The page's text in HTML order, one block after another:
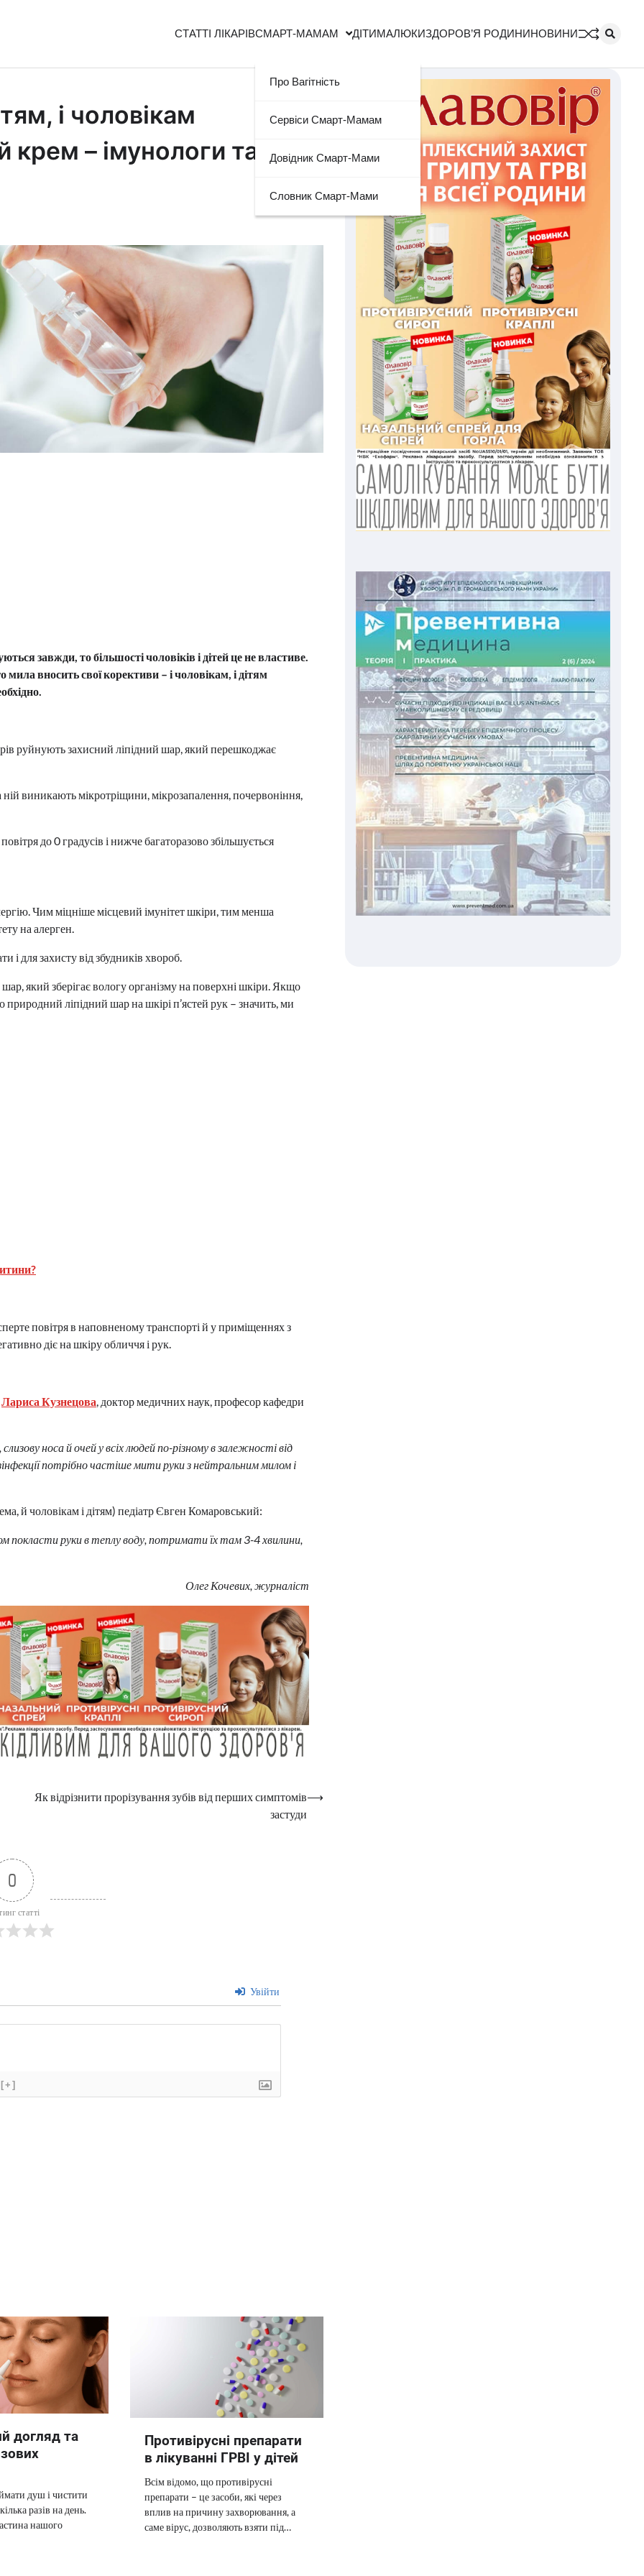
СТАТТІ ЛІКАРІВСМАРТ-МАМАМ
Про Вагітність
Сервіси Смарт-Мамам
Довідник Смарт-Мами
Словник Смарт-Мами
ДІТИМАЛЮКИЗДОРОВ’Я РОДИНИНОВИНИ
і чоловікам
– імунологи та
завжди, то більшості чоловіків і дітей це не властиве.
вносить свої корективи – і чоловікам, і дітям
руйнують захисний ліпідний шар, який перешкоджає
виникають мікротріщини, мікрозапалення, почервоніння,
до 0 градусів і нижче багаторазово збільшується
Чим міцніше місцевий імунітет шкіри, тим менша
на алерген.
і для захисту від збудників хвороб.
який зберігає вологу організму на поверхні шкіри. Якщо
ліпідний шар на шкірі п’ястей рук – значить, ми
повітря в наповненому транспорті й у приміщеннях з
діє на шкіру обличчя і рук.
Лариса Кузнецова , доктор медичних наук, професор кафедри
носа й очей у всіх людей по-різному в залежності від
потрібно частіше мити руки з нейтральним милом і
й чоловікам і дітям) педіатр Євген Комаровський:
руки в теплу воду, потримати їх там 3-4 хвилини,
Олег Кочевих, журналіст
Як відрізнити прорізування зубів від перших симптомів
застуди
⟶
0
статті
Увійти
[+]
догляд та
душ і чистити
разів на день.
нашого
Противірусні препарати
в лікуванні ГРВІ у дітей
Всім відомо, що противірусні
препарати – це засоби, які через
вплив на причину захворювання, а
саме вірус, дозволяють взяти під…